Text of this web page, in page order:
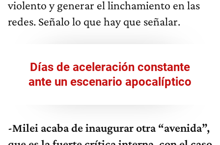
violento y generar el linchamiento en las
redes. Señalo lo que hay que señalar.
Días de aceleración constante
ante un escenario apocalíptico
-Milei acaba de inaugurar otra “avenida”,